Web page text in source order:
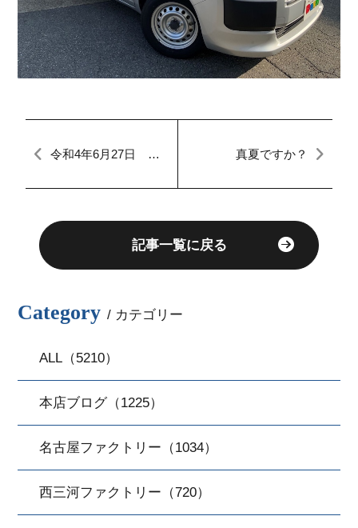
令和4年6月27日 本
真夏ですか？
記事一覧に戻る
Category / カテゴリー
ALL（5210）
本店ブログ（1225）
名古屋ファクトリー（1034）
西三河ファクトリー（720）